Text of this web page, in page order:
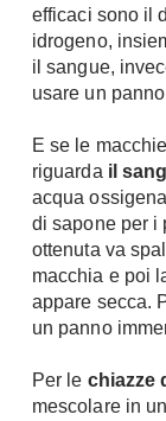
efficaci sono il
idrogeno,
il sangue,
usare un
E se le
riguarda il
acqua
di sapone per i
ottenuta va
macchia e poi
appare secca.
un panno
Per le chiazze
mescolare in